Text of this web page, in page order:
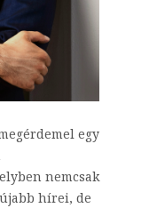
egy
nemcsak
hírei, de